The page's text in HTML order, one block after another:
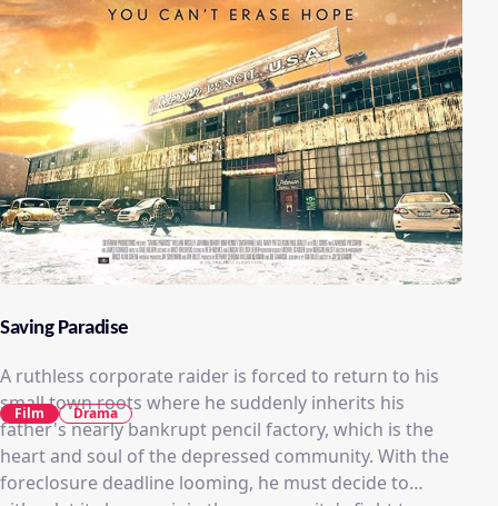
Saving Paradise
A ruthless corporate raider is forced to return to his
small town roots where he suddenly inherits his
father's nearly bankrupt pencil factory, which is the
heart and soul of the depressed community. With the
foreclosure deadline looming, he must decide to
Film Drama